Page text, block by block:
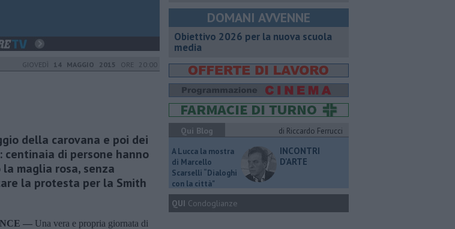
GIOVEDÌ 14 MAGGIO 2015 ORE 20:00
della carovana e poi dei
centinaia di persone hanno
maglia rosa, senza
la protesta per la Smith
— Una vera e propria giornata di
DOMANI AVVENNE
Obiettivo 2026 per la nuova scuola
media
Qui Blog
di Riccardo Ferrucci
A Lucca la mostra
di Marcello
Scarselli “Dialoghi
con la città"
INCONTRI
D'ARTE
QUI Condoglianze